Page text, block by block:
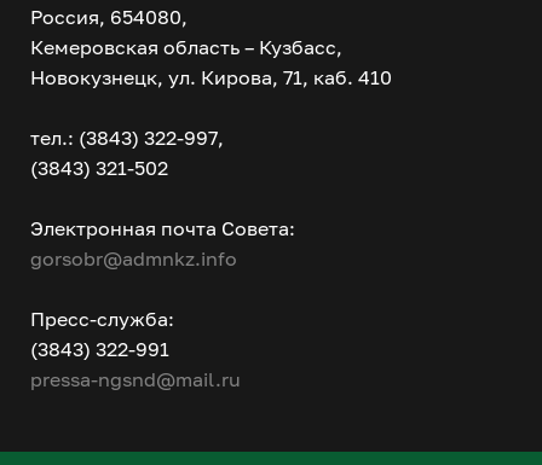
Россия, 654080,
Кемеровская область – Кузбасс,
Новокузнецк, ул. Кирова, 71, каб. 410
тел.: (3843) 322-997,
(3843) 321-502
Электронная почта Совета:
gorsobr@admnkz.info
Пресс-служба:
(3843) 322-991
pressa-ngsnd@mail.ru